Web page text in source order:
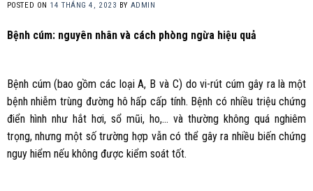
POSTED ON 14 THÁNG 4, 2023 BY ADMIN
Bệnh cúm: nguyên nhân và cách phòng ngừa hiệu quả
Bệnh cúm (bao gồm các loại A, B và C) do vi-rút cúm gây ra là một
bệnh nhiễm trùng đường hô hấp cấp tính. Bệnh có nhiều triệu chứng
điển hình như hắt hơi, sổ mũi, ho,… và thường không quá nghiêm
trọng, nhưng một số trường hợp vẫn có thể gây ra nhiều biến chứng
nguy hiểm nếu không được kiểm soát tốt.